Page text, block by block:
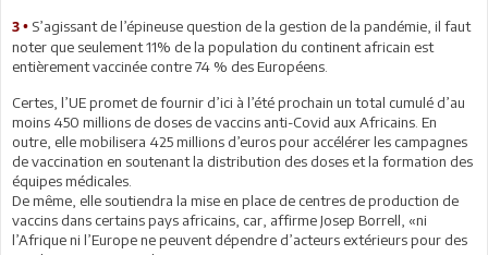
3 • S’agissant de l’épineuse question de la gestion de la pandémie, il faut
noter que seulement 11% de la population du continent africain est
entièrement vaccinée contre 74 % des Européens.
Certes, l’UE promet de fournir d’ici à l’été prochain un total cumulé d’au
moins 450 millions de doses de vaccins anti-Covid aux Africains. En
outre, elle mobilisera 425 millions d’euros pour accélérer les campagnes
de vaccination en soutenant la distribution des doses et la formation des
équipes médicales.
De même, elle soutiendra la mise en place de centres de production de
vaccins dans certains pays africains, car, affirme Josep Borrell, «ni
l’Afrique ni l’Europe ne peuvent dépendre d’acteurs extérieurs pour des